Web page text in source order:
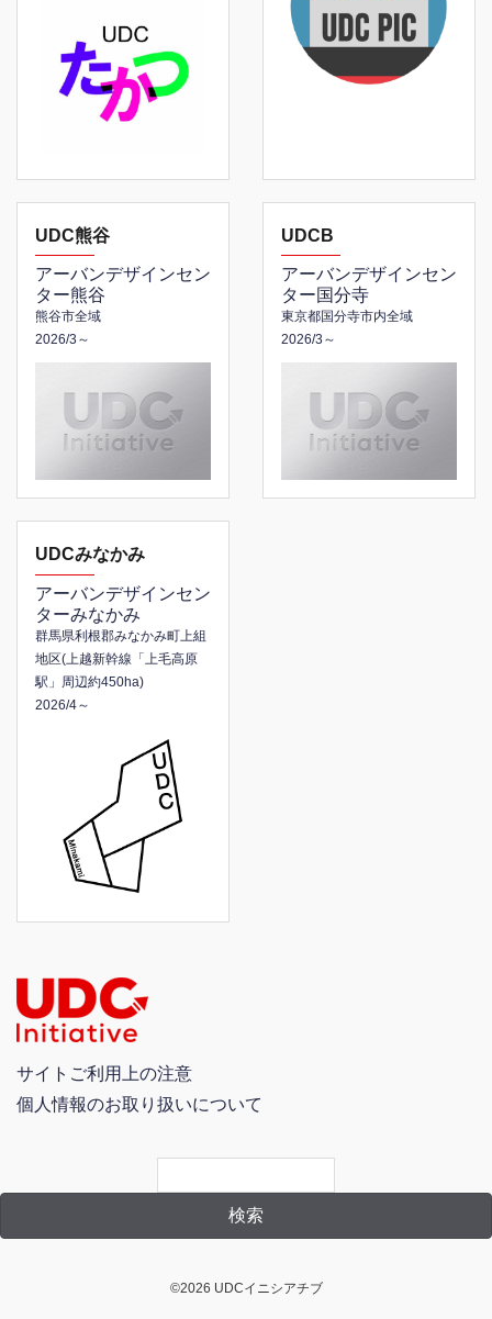
UDC熊谷
アーバンデザインセン
ター熊谷
熊谷市全域
2026/3～
UDCB
アーバンデザインセン
ター国分寺
東京都国分寺市内全域
2026/3～
UDCみなかみ
アーバンデザインセン
ターみなかみ
群馬県利根郡みなかみ町上組
地区(上越新幹線「上毛高原
駅」周辺約450ha)
2026/4～
サイトご利用上の注意
個人情報のお取り扱いについて
©2026 UDCイニシアチブ